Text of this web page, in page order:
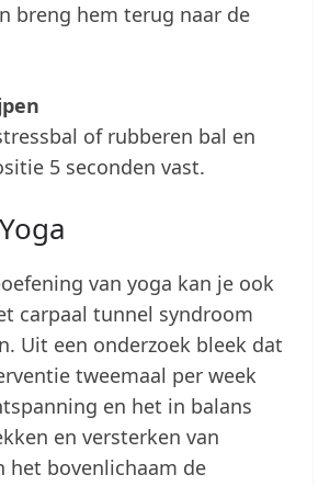
breng hem terug naar de
of rubberen bal en
5 seconden vast.
van yoga kan je ook
carpaal tunnel syndroom
Uit een onderzoek bleek dat
tweemaal per week
en het in balans
en versterken van
het bovenlichaam de